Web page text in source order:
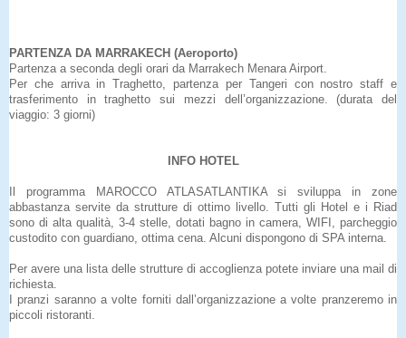
PARTENZA DA MARRAKECH (Aeroporto)
Partenza a seconda degli orari da Marrakech Menara Airport.
Per che arriva in Traghetto, partenza per Tangeri con nostro staff e
trasferimento in traghetto sui mezzi dell’organizzazione. (durata del
viaggio: 3 giorni)
INFO HOTEL
Il programma MAROCCO ATLASATLANTIKA si sviluppa in zone
abbastanza servite da strutture di ottimo livello. Tutti gli Hotel e i Riad
sono di alta qualità, 3-4 stelle, dotati bagno in camera, WIFI, parcheggio
custodito con guardiano, ottima cena. Alcuni dispongono di SPA interna.
Per avere una lista delle strutture di accoglienza potete inviare una mail di
richiesta.
I pranzi saranno a volte forniti dall’organizzazione a volte pranzeremo in
piccoli ristoranti.